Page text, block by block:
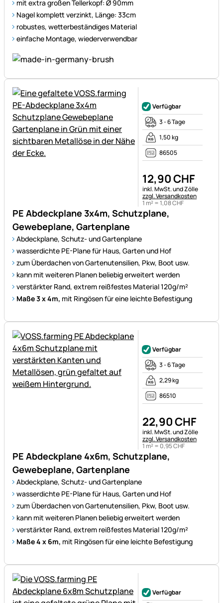
mit extra großen Tellerkopf: Ø 90mm
Nagel komplett verzinkt, Länge: 33cm
robustes, wetterbeständiges Material
einfache Montage, wiederverwendbar
PE Abdeckplane 3x4m, Schutzplane,
Gewebeplane, Gartenplane
Abdeckplane, Schutz- und Gartenplane
wasserdichte PE-Plane für Haus, Garten und Hof
zum Überdachen von Gartenutensilien, Pkw, Boot usw.
kann mit weiteren Planen beliebig erweitert werden
verstärkter Rand, extrem reißfestes Material 120g/m²
Maße 3 x 4m, mit Ringösen für eine leichte Befestigung
Verfügbar
3 - 6 Tage
1,50 kg
86505
12,90CHF
Steuerhinweis:
inkl. MwSt. und Zölle
zzgl. Versandkosten
1 m² =1,08CHF
PE Abdeckplane 4x6m, Schutzplane,
Gewebeplane, Gartenplane
Abdeckplane, Schutz- und Gartenplane
wasserdichte PE-Plane für Haus, Garten und Hof
zum Überdachen von Gartenutensilien, Pkw, Boot usw.
kann mit weiteren Planen beliebig erweitert werden
verstärkter Rand, extrem reißfestes Material 120g/m²
Maße 4 x 6m, mit Ringösen für eine leichte Befestigung
Verfügbar
3 - 6 Tage
2,29 kg
86510
22,90CHF
Steuerhinweis:
inkl. MwSt. und Zölle
zzgl. Versandkosten
1 m² = 0,95CHF
Verfügbar